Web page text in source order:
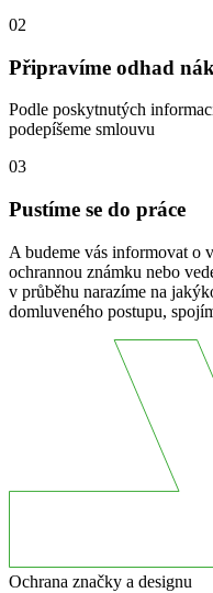
02
Připravíme odhad
Podle poskytnutých
podepíšeme smlouvu
03
Pustíme se do práce
A budeme vás informovat o
ochrannou známku nebo
v průběhu narazíme na
domluveného postupu,
Ochrana značky a designu